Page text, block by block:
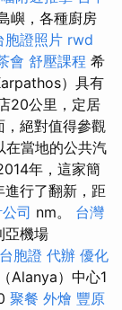
嶼，各種廚房
胞證照片 rwd
會 舒壓課程 希
）具有
20公里，定居
，絕對值得參觀
在當地的公共汽
年，這家簡
行了翻新，距
司 nm。 台灣
亞機場
台胞證 代辦 優化
Alanya）中心1
聚餐 外燴 豐原